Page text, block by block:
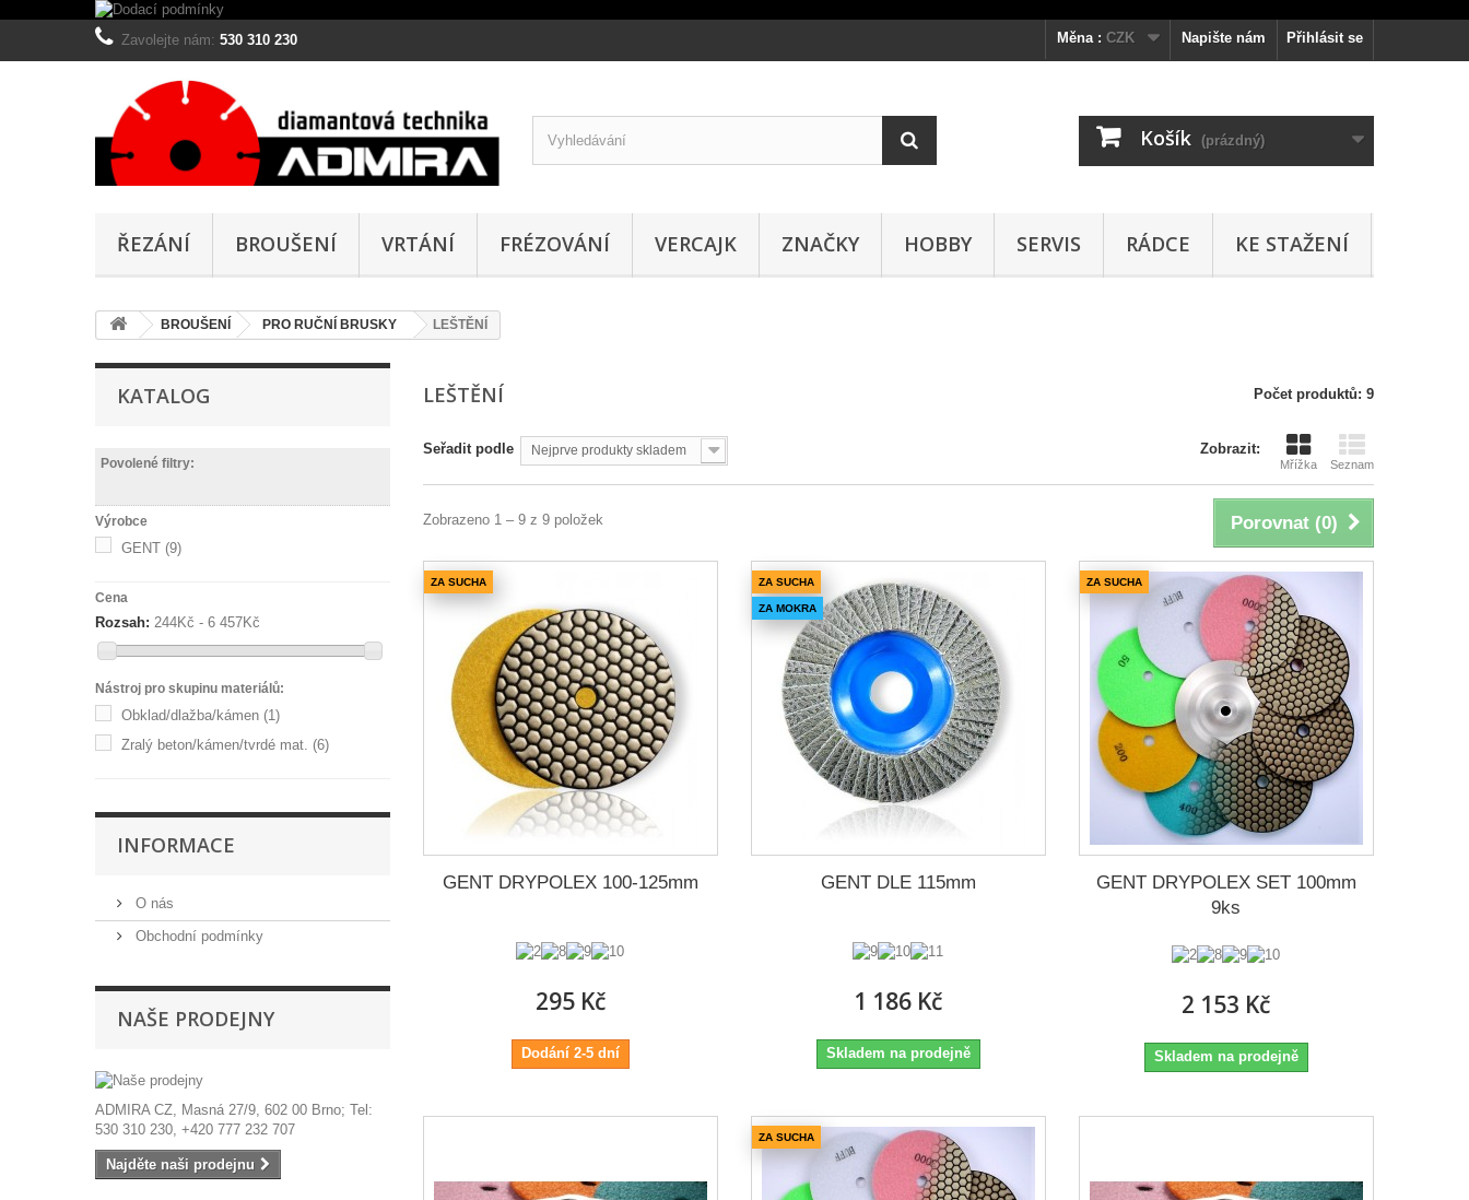
Přihlásit se
Napište nám
Zavolejte nám: 530 310 230 Měna : CZK
Košík (prázdný)
ŘEZÁNÍ BROUŠENÍ VRTÁNÍ FRÉZOVÁNÍ VERCAJK ZNAČKY HOBBY SERVIS RÁDCE KE STAŽENÍ
BROUŠENÍ PRO RUČNÍ BRUSKY LEŠTĚNÍ
KATALOG
Povolené filtry:
Výrobce
GENT (9)
Cena
Rozsah: 244Kč - 6 457Kč
Nástroj pro skupinu materiálů:
Obklad/dlažba/kámen (1)
Zralý beton/kámen/tvrdé mat. (6)
INFORMACE
O nás
Obchodní podmínky
NAŠE PRODEJNY
ADMIRA CZ, Masná 27/9, 602 00 Brno; Tel:
530 310 230, +420 777 232 707
Najděte naši prodejnu
LEŠTĚNÍ Počet produktů: 9
Zobrazit:
Mřížka Seznam
Seřadit podle Nejprve produkty skladem
Porovnat (0)
Zobrazeno 1 – 9 z 9 položek
ZA SUCHA
GENT DRYPOLEX 100-125mm
295 Kč
Dodání 2-5 dní
ZA SUCHA
ZA MOKRA
GENT DLE 115mm
1 186 Kč
Skladem na prodejně
ZA SUCHA
GENT DRYPOLEX SET 100mm
9ks
2 153 Kč
Skladem na prodejně
ZA SUCHA